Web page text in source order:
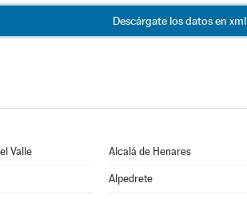
Descárgate los datos en xml
Valle Alcalá de Henares
Alpedrete